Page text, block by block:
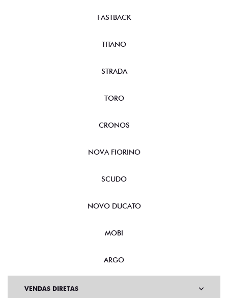
FASTBACK
TITANO
STRADA
TORO
CRONOS
NOVA FIORINO
SCUDO
NOVO DUCATO
MOBI
ARGO
VENDAS DIRETAS